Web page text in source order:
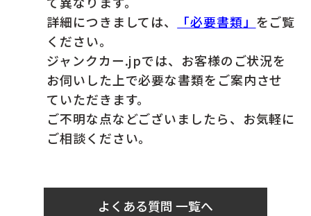
詳細につきましては、
「必要書類」 をご覧
ください。
ジャンクカー.jpでは、お客様のご状況を
お伺いした上で必要な書類をご案内させ
ていただきます。
ご不明な点などございましたら、お気軽に
ご相談ください。
よくある質問 一覧へ